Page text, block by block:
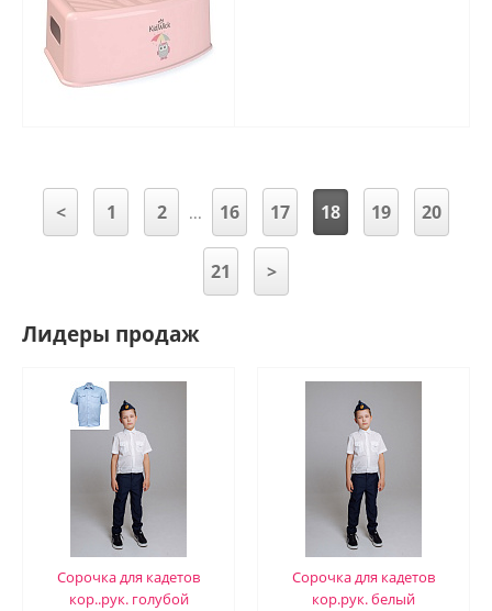
< 1 2 ... 16 17 18 19 20
21 >
Лидеры продаж
Сорочка для кадетов
кор..рук. голубой
Сорочка для кадетов
кор.рук. белый